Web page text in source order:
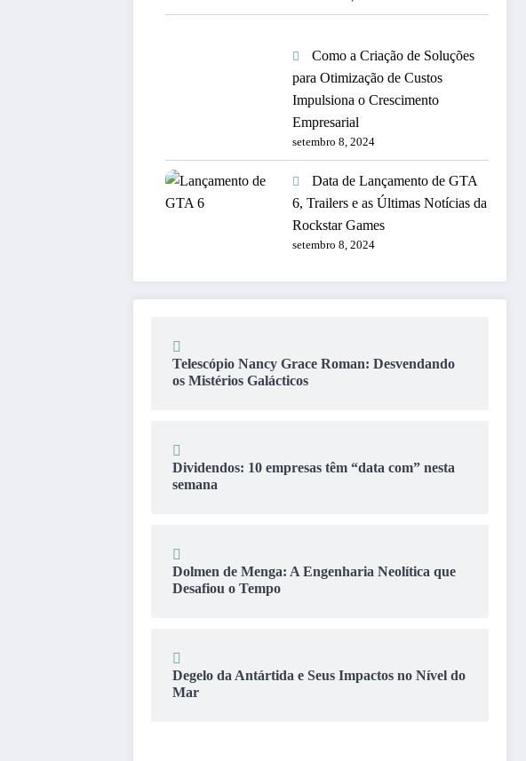
Como a Criação de Soluções
para Otimização de Custos
Impulsiona o Crescimento
Empresarial
setembro 8, 2024
Data de Lançamento de GTA
6, Trailers e as Últimas Notícias da
Rockstar Games
setembro 8, 2024
Telescópio Nancy Grace Roman: Desvendando
os Mistérios Galácticos
Dividendos: 10 empresas têm “data com” nesta
semana
Dolmen de Menga: A Engenharia Neolítica que
Desafiou o Tempo
Degelo da Antártida e Seus Impactos no Nível do
Mar